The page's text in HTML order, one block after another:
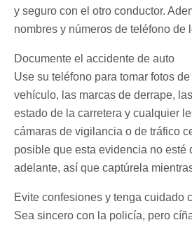
y seguro con el otro conductor.
nombres y números de teléfono de
Documente el accidente de auto
Use su teléfono para tomar fotos
vehículo, las marcas de derrape,
estado de la carretera y cualquier
cámaras de vigilancia o de tráfico
posible que esta evidencia no esté
adelante, así que captúrela
Evite confesiones y tenga cuidado
Sea sincero con la policía, pero